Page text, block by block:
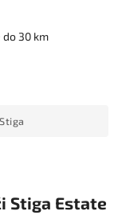
30 km
Stiga
Stiga Estate